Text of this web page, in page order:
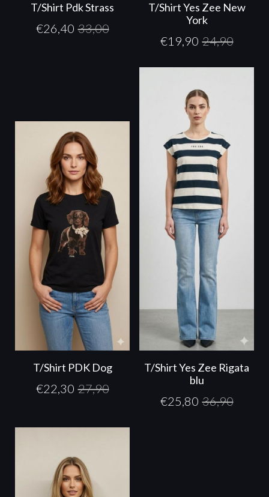
T/Shirt Pdk Strass
€26,40 33,00
T/Shirt Yes Zee New
York
€19,90 24,90
T/Shirt PDK Dog
€22,30 27,90
T/Shirt Yes Zee Rigata
blu
€25,80 36,90